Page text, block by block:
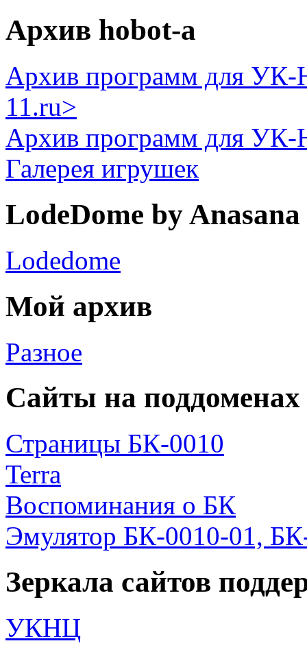
Архив hobot-а
Архив программ для
11.ru>
Архив программ для
Галерея игрушек
LodeDome by Anasana
Lodedome
Мой архив
Разное
Сайты на поддоменах
Страницы БК-0010
Terra
Воспоминания о БК
Эмулятор БК-0010-01,
Зеркала сайтов
УКНЦ